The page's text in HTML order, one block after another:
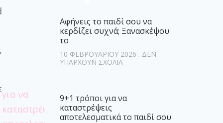
Αφήνεις το παιδί σου να
κερδίζει συχνά; Ξανασκέψου
το
10 ΦΕΒΡΟΥΑΡΊΟΥ 2026
ΔΕΝ
ΥΠΆΡΧΟΥΝ ΣΧΌΛΙΑ
9+1 τρόποι για να
καταστρέψεις
αποτελεσματικά το παιδί σου